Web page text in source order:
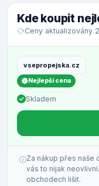
Kde koupit
Ceny aktualizovány
vsepropejska.cz
Nejlepší cena
Skladem
Za nákup přes naše
vás to nijak
obchodech lišit.